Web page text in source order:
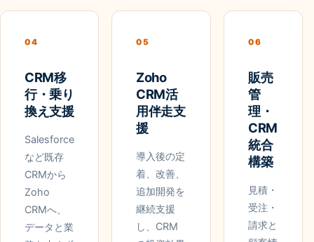
04
CRM移
行・乗り
換え支援
Salesforce
など既存
CRMから
Zoho
CRMへ、
データと業
05
Zoho
CRM活
用伴走支
援
導入後の定
着、改善、
追加開発を
継続支援
し、CRM
06
販売
管
理・
CRM
統合
構築
見積・
受注・
請求と